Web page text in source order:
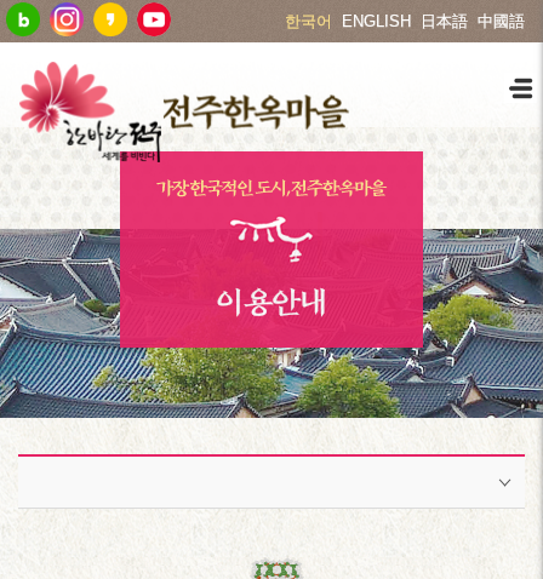
한국어 ENGLISH 日本語 中國語
이용안내